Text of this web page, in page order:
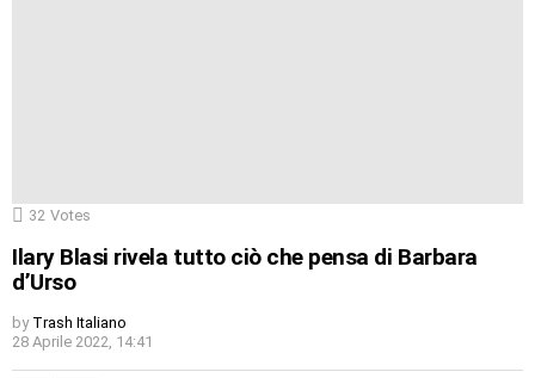
32 Votes
Ilary Blasi rivela tutto ciò che pensa di Barbara
d’Urso
by Trash Italiano
28 Aprile 2022, 14:41